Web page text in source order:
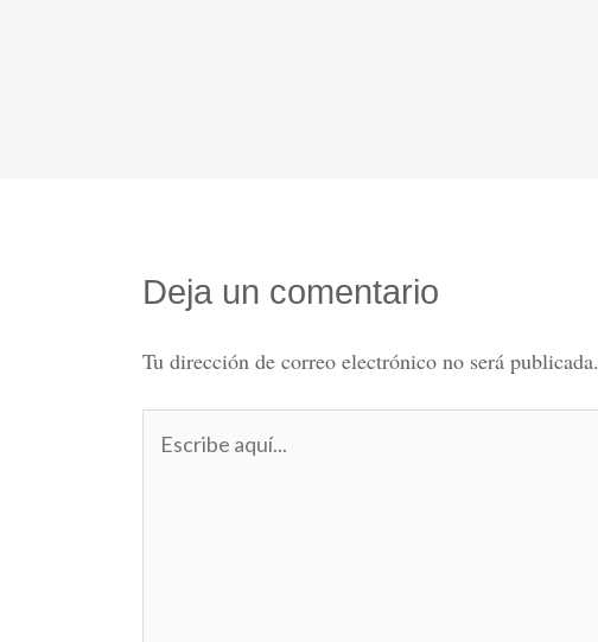
Deja un comentario
Tu dirección de correo electrónico no será publicada.
aquí...